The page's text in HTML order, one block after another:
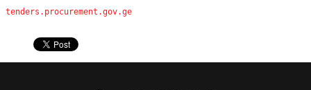
tenders.procurement.gov.ge